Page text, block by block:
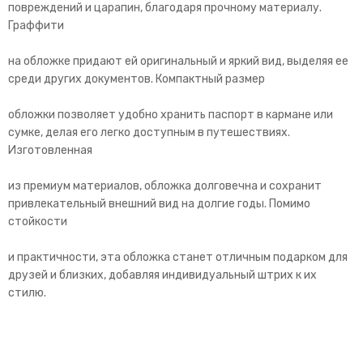
повреждений и царапин, благодаря прочному материалу.
Граффити
на обложке придают ей оригинальный и яркий вид, выделяя ее
среди других документов. Компактный размер
обложки позволяет удобно хранить паспорт в кармане или
сумке, делая его легко доступным в путешествиях.
Изготовленная
из премиум материалов, обложка долговечна и сохранит
привлекательный внешний вид на долгие годы. Помимо
стойкости
и практичности, эта обложка станет отличным подарком для
друзей и близких, добавляя индивидуальный штрих к их
стилю.